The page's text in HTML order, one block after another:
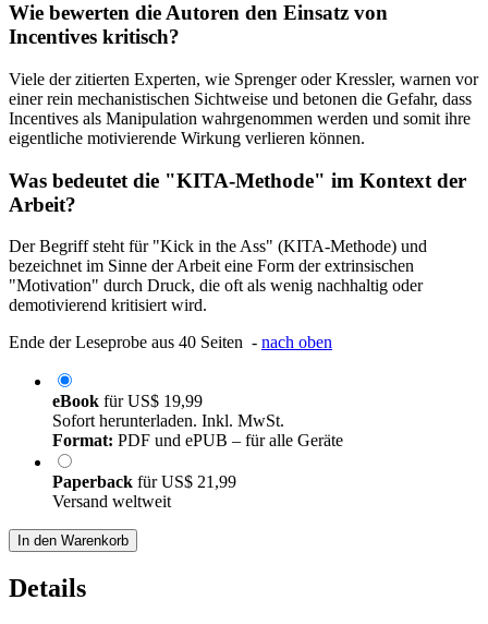
Wie bewerten die Autoren den Einsatz von
Incentives kritisch?
Viele der zitierten Experten, wie Sprenger oder Kressler, warnen vor
einer rein mechanistischen Sichtweise und betonen die Gefahr, dass
Incentives als Manipulation wahrgenommen werden und somit ihre
eigentliche motivierende Wirkung verlieren können.
Was bedeutet die "KITA-Methode" im Kontext der
Arbeit?
Der Begriff steht für "Kick in the Ass" (KITA-Methode) und
bezeichnet im Sinne der Arbeit eine Form der extrinsischen
"Motivation" durch Druck, die oft als wenig nachhaltig oder
demotivierend kritisiert wird.
Ende der Leseprobe aus 40 Seiten - nach oben
eBook fürUS$ 19,99
Sofort herunterladen. Inkl. MwSt.
Format: PDF und ePUB – für alle Geräte
Paperback fürUS$ 21,99
Versand weltweit
In den Warenkorb
Details